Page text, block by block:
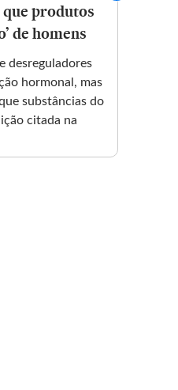
produtos
de homens
desreguladores
hormonal, mas
substâncias do
citada na